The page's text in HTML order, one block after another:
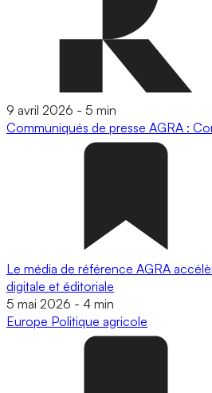
9 avril 2026 - 5 min
Communiqués de presse AGRA :
Le média de référence AGRA
digitale et éditoriale
5 mai 2026 - 4 min
Europe Politique agricole